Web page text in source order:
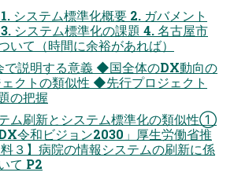
システム標準化概要 2. ガバメント
システム標準化の課題 4. 名古屋市
いて（時間に余裕があれば）
で説明する意義 ◆国全体のDX動向の
クトの類似性 ◆先行プロジェクト
の把握
ム刷新とシステム標準化の類似性①
令和ビジョン2030」厚生労働省推
３】病院の情報システムの刷新に係
て P2